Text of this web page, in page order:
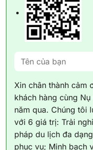
Xin chân thành cảm
khách hàng cùng
năm qua. Chúng tôi
với 6 giá trị: Trải
pháp du lịch đa
phục vụ; Minh bạch